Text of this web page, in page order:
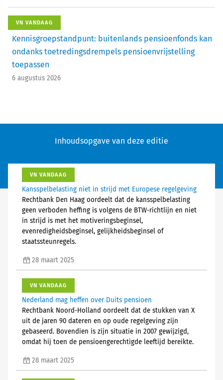
VN VANDAAG
Kennisgroepstandpunt: buitenlands pensioenfonds kan
ondanks toetredingsdrempels pensioenvrijstelling
toepassen
6 augustus 2026
Inhoudsopgave van deze editie
VN VANDAAG
Kansspelbelasting niet in strijd met Europese regelgeving
Rechtbank Den Haag oordeelt dat de kansspelbelasting
geen verboden heffing is volgens de BTW-richtlijn en niet
in strijd is met het motiveringsbeginsel,
evenredigheidsbeginsel, gelijkheidsbeginsel of
staatssteunregels.
28 maart 2025
VN VANDAAG
Nederland mag heffen over Duits pensioen
Rechtbank Noord-Holland oordeelt dat de stukken van X
uit de jaren 90 dateren en op oude regelgeving zijn
gebaseerd. Bovendien is zijn situatie in 2007 gewijzigd,
omdat hij toen de pensioengerechtigde leeftijd bereikte.
28 maart 2025